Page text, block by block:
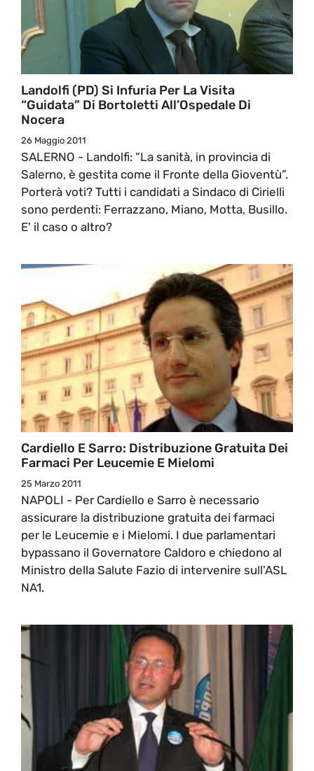
Landolfi (PD) Si Infuria Per La Visita
“guidata” Di Bortoletti All’Ospedale Di
Nocera
26 Maggio 2011
SALERNO - Landolfi: “La sanità, in provincia di
Salerno, è gestita come il Fronte della Gioventù”.
Porterà voti? Tutti i candidati a Sindaco di Cirielli
sono perdenti: Ferrazzano, Miano, Motta, Busillo.
E' il caso o altro?
Cardiello E Sarro: Distribuzione Gratuita Dei
Farmaci Per Leucemie E Mielomi
25 Marzo 2011
NAPOLI - Per Cardiello e Sarro è necessario
assicurare la distribuzione gratuita dei farmaci
per le Leucemie e i Mielomi. I due parlamentari
bypassano il Governatore Caldoro e chiedono al
Ministro della Salute Fazio di intervenire sull'ASL
NA1.